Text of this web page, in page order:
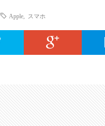
Apple スマホ